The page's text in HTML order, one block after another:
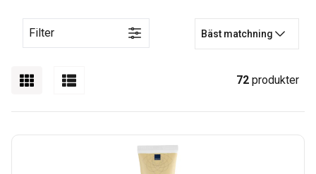
Filter Bäst matchning
72 produkter